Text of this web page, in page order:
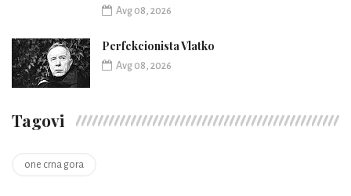
Avg 08, 2026
Perfekcionista Vlatko
Avg 08, 2026
Tagovi
one crna gora